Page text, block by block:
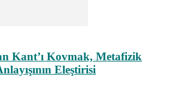
Kant’ı Kovmak, Metafizik
Eleştirisi